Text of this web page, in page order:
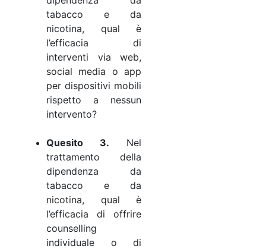
tabacco e da
nicotina, qual è
l’efficacia di
interventi via web,
social media o app
per dispositivi mobili
rispetto a nessun
intervento?
Quesito 3. Nel
trattamento della
dipendenza da
tabacco e da
nicotina, qual è
l’efficacia di offrire
counselling
individuale o di